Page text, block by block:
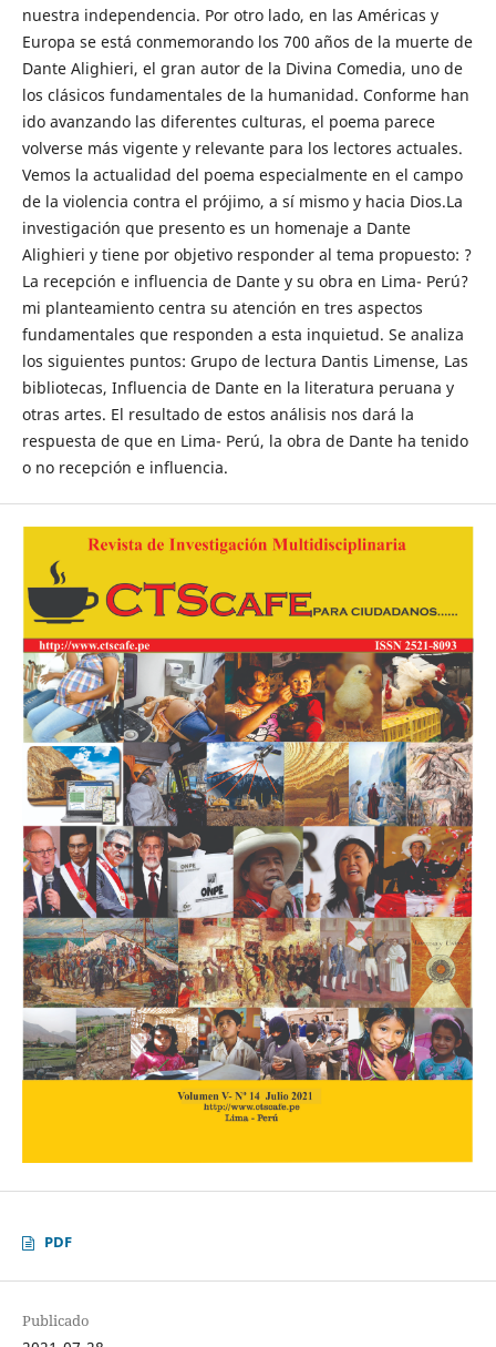
nuestra independencia. Por otro lado, en las Américas y
Europa se está conmemorando los 700 años de la muerte de
Dante Alighieri, el gran autor de la Divina Comedia, uno de
los clásicos fundamentales de la humanidad. Conforme han
ido avanzando las diferentes culturas, el poema parece
volverse más vigente y relevante para los lectores actuales.
Vemos la actualidad del poema especialmente en el campo
de la violencia contra el prójimo, a sí mismo y hacia Dios.La
investigación que presento es un homenaje a Dante
Alighieri y tiene por objetivo responder al tema propuesto: ?
La recepción e influencia de Dante y su obra en Lima- Perú?
mi planteamiento centra su atención en tres aspectos
fundamentales que responden a esta inquietud. Se analiza
los siguientes puntos: Grupo de lectura Dantis Limense, Las
bibliotecas, Influencia de Dante en la literatura peruana y
otras artes. El resultado de estos análisis nos dará la
respuesta de que en Lima- Perú, la obra de Dante ha tenido
o no recepción e influencia.
PDF
Publicado